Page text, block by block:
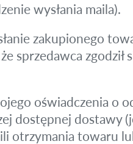
wysłania maila).
zakupionego
sprzedawca zgodził
oświadczenia o
dostępnej dostawy
otrzymania towaru